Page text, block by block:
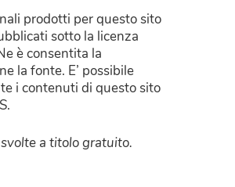
prodotti per questo sito
sotto la licenza
è consentita la
la fonte. E’ possibile
i contenuti di questo sito
a titolo gratuito.